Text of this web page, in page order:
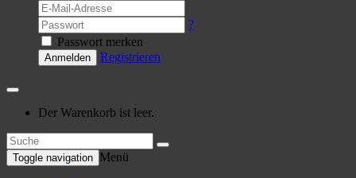
?
Passwort merken
Anmelden Registrieren
Der Warenkorb ist leer.
Toggle navigation Menü